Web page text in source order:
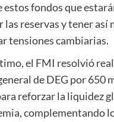
estos fondos que
las reservas y tener así
tensiones cambiarias.
el FMI resolvió
de DEG por 650
reforzar la liquidez
complementando